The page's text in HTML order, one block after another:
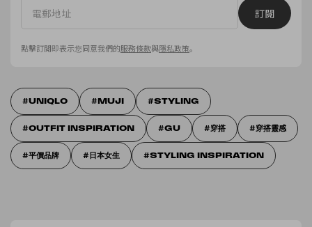
訂閱
點擊訂閱即表示您同意我們的服務條款與隱私政策。
UNIQLO MUJI STYLING
OUTFIT INSPIRATION GU 穿搭 穿搭靈感
平價品牌 日本女生 STYLING INSPIRATION